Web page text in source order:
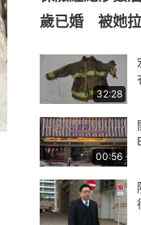
歲已婚 被她
32:28
00:56